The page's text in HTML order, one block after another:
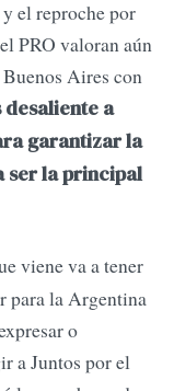
el reproche por
PRO valoran aún
Aires con
a
garantizar la
ser la principal
viene va a tener
para la Argentina
o
a Juntos por el